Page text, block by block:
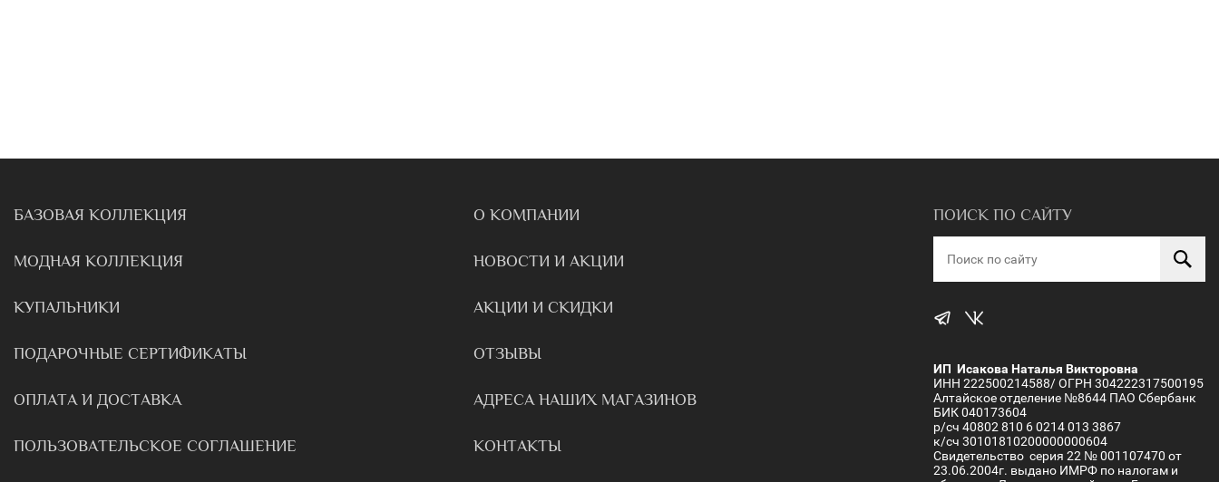
БАЗОВАЯ КОЛЛЕКЦИЯ
МОДНАЯ КОЛЛЕКЦИЯ
КУПАЛЬНИКИ
ПОДАРОЧНЫЕ СЕРТИФИКАТЫ
ОПЛАТА И ДОСТАВКА
ПОЛЬЗОВАТЕЛЬСКОЕ СОГЛАШЕНИЕ
О КОМПАНИИ
НОВОСТИ И АКЦИИ
АКЦИИ И СКИДКИ
ОТЗЫВЫ
АДРЕСА НАШИХ МАГАЗИНОВ
КОНТАКТЫ
ПОИСК ПО САЙТУ
ИП Исакова Наталья Викторовна
ИНН 222500214588/ ОГРН 304222317500195
Алтайское отделение №8644 ПАО Сбербанк
БИК 040173604
р/сч 40802 810 6 0214 013 3867
к/сч 30101810200000000604
Свидетельство серия 22 № 001107470 от
23.06.2004г. выдано ИМРФ по налогам и